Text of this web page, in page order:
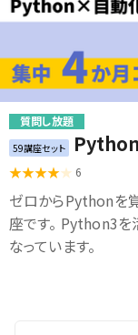
質問し放題
59講座セット
6
ゼロからPythonを
座です。 Python3
なっています。